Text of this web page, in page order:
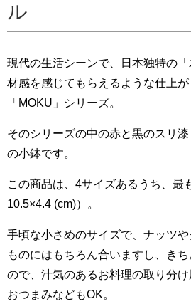
ル
現代の生活シーンで、日本独特の
材感を感じてもらえるような仕上
「MOKU」シリーズ。
そのシリーズの中の赤と黒のスリ
の小鉢です。
この商品は、4サイズあるうち、最
10.5×4.4 (cm)）。
手頃な小さめのサイズで、ナッツ
ものにはもちろん合いますし、き
ので、汁気のあるお料理の取り分
おつまみなどもOK。